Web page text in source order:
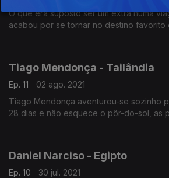
O que era suposto ser um extra numa
acabou por se tornar no destino favorito
Tiago Mendonça - Tailândia
Ep. 11
02 ago. 2021
Tiago Mendonça aventurou-se sozinho
28 dias e não esquece o pôr-do-sol, as
Daniel Narciso - Egipto
Ep. 10
30 jul. 2021